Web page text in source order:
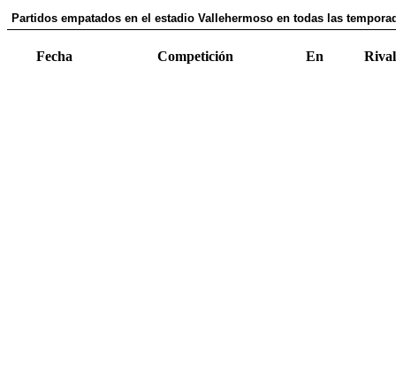
Partidos empatados en el estadio Vallehermoso en todas las
Fecha Competición En Rival